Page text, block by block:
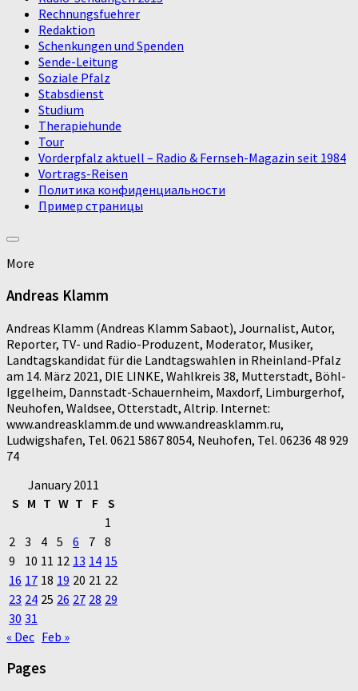
Rechnungsfuehrer
Redaktion
Schenkungen und Spenden
Sende-Leitung
Soziale Pfalz
Stabsdienst
Studium
Therapiehunde
Tour
Vorderpfalz aktuell – Radio & Fernseh-Magazin seit 1984
Vortrags-Reisen
Политика конфиденциальности
Пример страницы
More
Andreas Klamm
Andreas Klamm (Andreas Klamm Sabaot), Journalist, Autor,
Reporter, TV- und Radio-Produzent, Moderator, Musiker,
Landtagskandidat für die Landtagswahlen in Rheinland-Pfalz
am 14. März 2021, DIE LINKE, Wahlkreis 38, Mutterstadt, Böhl-
Iggelheim, Dannstadt-Schauernheim, Maxdorf, Limburgerhof,
Neuhofen, Waldsee, Otterstadt, Altrip. Internet:
www.andreasklamm.de und www.andreasklamm.ru,
Ludwigshafen, Tel. 0621 5867 8054, Neuhofen, Tel. 06236 48 929
74
January 2011
S M T W T F S
1
2
3 4 5 6 7 8
9
10 11 12 13 14 15
16 17 18 19 20 21 22
23 24 25 26 27 28 29
30 31
« Dec Feb »
Pages